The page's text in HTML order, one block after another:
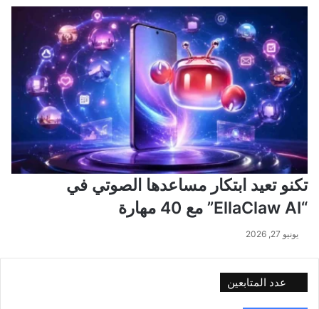
تكنو تعيد ابتكار مساعدها الصوتي في
“EllaClaw AI” مع 40 مهارة
يونيو 27, 2026
عدد المتابعين